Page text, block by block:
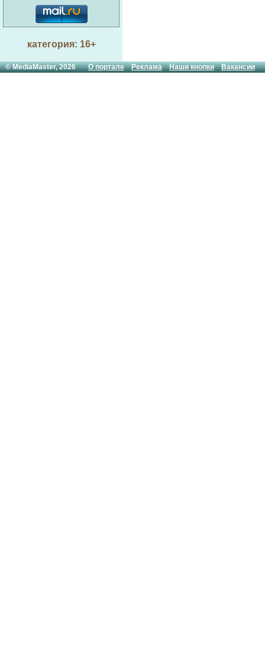
категория: 16+
© MediaMaster, 2026О портале Реклама Наши кнопки Вакансии